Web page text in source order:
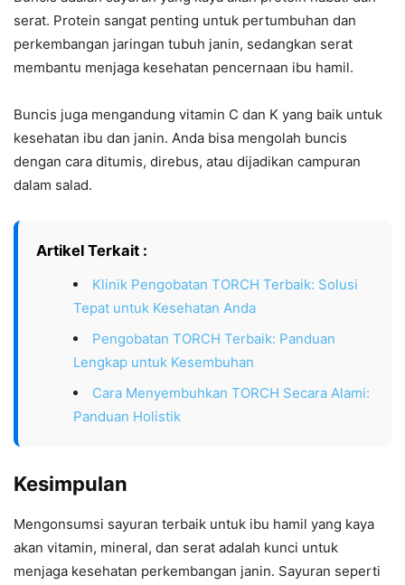
serat. Protein sangat penting untuk pertumbuhan dan
perkembangan jaringan tubuh janin, sedangkan serat
membantu menjaga kesehatan pencernaan ibu hamil.
Buncis juga mengandung vitamin C dan K yang baik untuk
kesehatan ibu dan janin. Anda bisa mengolah buncis
dengan cara ditumis, direbus, atau dijadikan campuran
dalam salad.
Artikel Terkait :
Klinik Pengobatan TORCH Terbaik: Solusi
Tepat untuk Kesehatan Anda
Pengobatan TORCH Terbaik: Panduan
Lengkap untuk Kesembuhan
Cara Menyembuhkan TORCH Secara Alami:
Panduan Holistik
Kesimpulan
Mengonsumsi sayuran terbaik untuk ibu hamil yang kaya
akan vitamin, mineral, dan serat adalah kunci untuk
menjaga kesehatan perkembangan janin. Sayuran seperti